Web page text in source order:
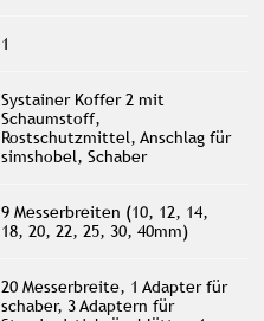
1
Systainer Koffer 2 mit
Schaumstoff,
Rostschutzmittel, Anschlag für
simshobel, Schaber
9 Messerbreiten (10, 12, 14,
18, 20, 22, 25, 30, 40mm)
20 Messerbreite, 1 Adapter für
schaber, 3 Adaptern für